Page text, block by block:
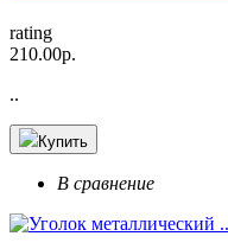
rating
210.00р.
..
Купить
В сравнение